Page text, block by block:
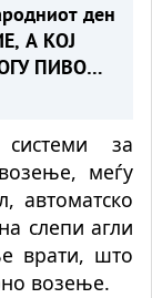
ден
А КОЈ
ПИВО
за
меѓу
автоматско
слепи агли
врати, што
возење.